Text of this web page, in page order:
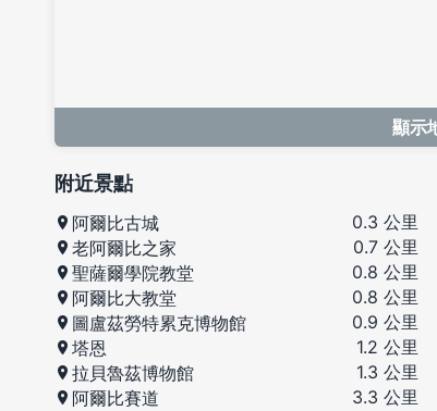
顯示
附近景點
阿爾比古城
0.3 公里
老阿爾比之家
0.7 公里
聖薩爾學院教堂
0.8 公里
阿爾比大教堂
0.8 公里
圖盧茲勞特累克博物館
0.9 公里
塔恩
1.2 公里
拉貝魯茲博物館
1.3 公里
阿爾比賽道
3.3 公里